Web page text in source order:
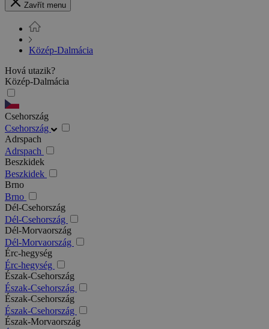
Zavřít menu
Közép-Dalmácia
Hová utazik?
Közép-Dalmácia
Csehország
Csehország
Adrspach
Adrspach
Beszkidek
Beszkidek
Brno
Brno
Dél-Csehország
Dél-Csehország
Dél-Morvaország
Dél-Morvaország
Érc-hegység
Érc-hegység
Észak-Csehország
Észak-Csehország
Észak-Csehország
Észak-Csehország
Észak-Morvaország